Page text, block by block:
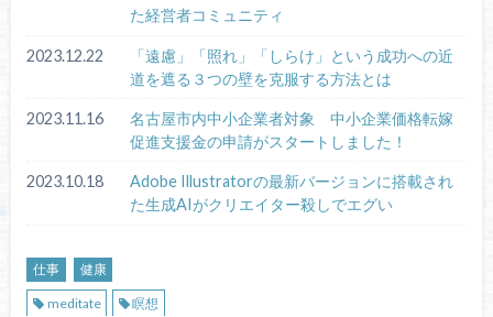
た経営者コミュニティ
2023.12.22
「遠慮」「照れ」「しらけ」という成功への近
道を遮る３つの壁を克服する方法とは
2023.11.16
名古屋市内中小企業者対象 中小企業価格転嫁
促進支援金の申請がスタートしました！
2023.10.18
Adobe Illustratorの最新バージョンに搭載され
た生成AIがクリエイター殺しでエグい
仕事
健康
meditate
瞑想